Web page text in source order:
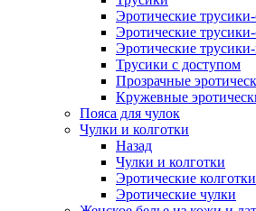
Эротические
Эротические
Эротические
Трусики с доступом
Прозрачные
Кружевные
Пояса для чулок
Чулки и колготки
Назад
Чулки и колготки
Эротические колготки
Эротические чулки